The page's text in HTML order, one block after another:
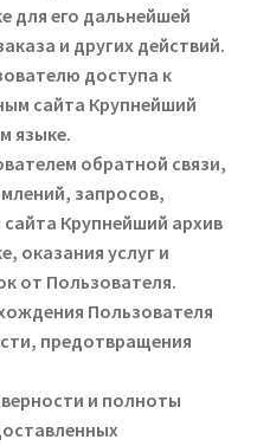
для его дальнейшей
и других действий.
доступа к
сайта Крупнейший
языке.
обратной связи,
запросов,
Крупнейший архив
оказания услуг и
от Пользователя.
Пользователя
предотвращения
и полноты